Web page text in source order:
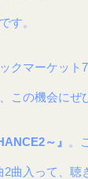
す。
クマーケット
この機会にぜ
～』 。
曲入って、聴